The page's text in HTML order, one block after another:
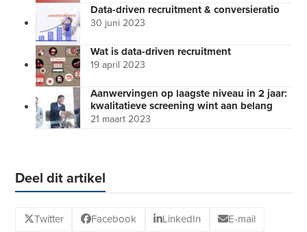
Data-driven recruitment & conversieratio
30 juni 2023
Wat is data-driven recruitment
19 april 2023
Aanwervingen op laagste niveau in 2 jaar:
kwalitatieve screening wint aan belang
21 maart 2023
Deel dit artikel
Twitter Facebook LinkedIn E-mail